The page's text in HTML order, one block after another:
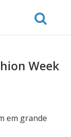
Week
em grande